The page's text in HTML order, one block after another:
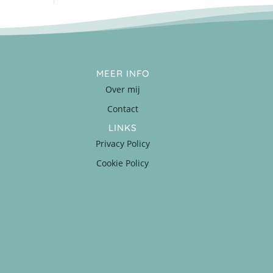
MEER INFO
Over mij
Contact
LINKS
Privacy Policy
Cookie Policy